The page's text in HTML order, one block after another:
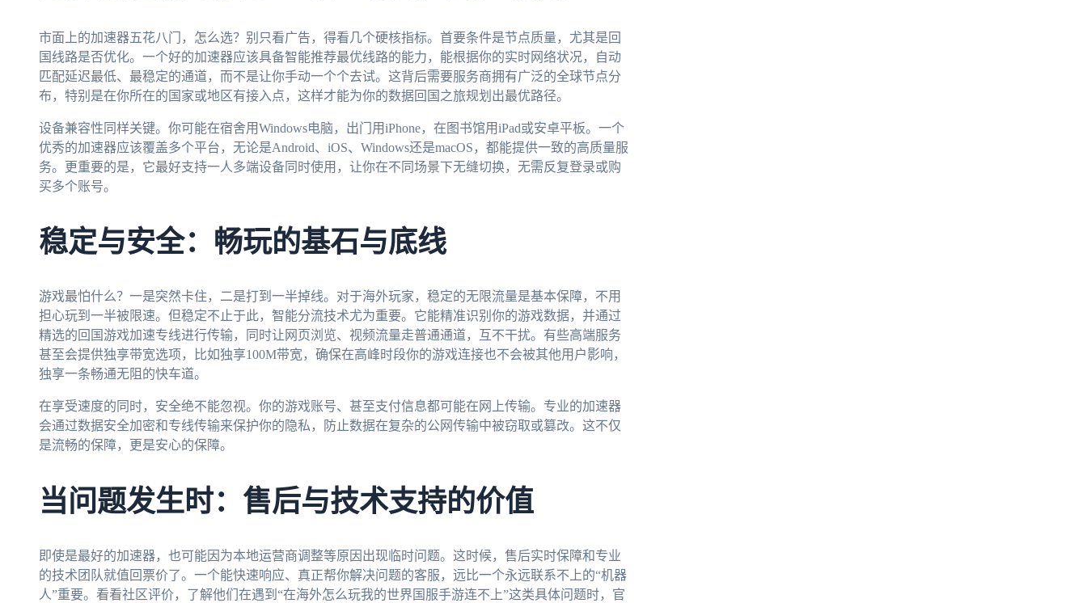
市面上的加速器五花八门，怎么选？别只看广告，得看几个硬核指标。首要条件是节点质量，尤其是回
国线路是否优化。一个好的加速器应该具备智能推荐最优线路的能力，能根据你的实时网络状况，自动
匹配延迟最低、最稳定的通道，而不是让你手动一个个去试。这背后需要服务商拥有广泛的全球节点分
布，特别是在你所在的国家或地区有接入点，这样才能为你的数据回国之旅规划出最优路径。
设备兼容性同样关键。你可能在宿舍用Windows电脑，出门用iPhone，在图书馆用iPad或安卓平板。一个
优秀的加速器应该覆盖多个平台，无论是Android、iOS、Windows还是macOS，都能提供一致的高质量服
务。更重要的是，它最好支持一人多端设备同时使用，让你在不同场景下无缝切换，无需反复登录或购
买多个账号。
稳定与安全：畅玩的基石与底线
游戏最怕什么？一是突然卡住，二是打到一半掉线。对于海外玩家，稳定的无限流量是基本保障，不用
担心玩到一半被限速。但稳定不止于此，智能分流技术尤为重要。它能精准识别你的游戏数据，并通过
精选的回国游戏加速专线进行传输，同时让网页浏览、视频流量走普通通道，互不干扰。有些高端服务
甚至会提供独享带宽选项，比如独享100M带宽，确保在高峰时段你的游戏连接也不会被其他用户影响，
独享一条畅通无阻的快车道。
在享受速度的同时，安全绝不能忽视。你的游戏账号、甚至支付信息都可能在网上传输。专业的加速器
会通过数据安全加密和专线传输来保护你的隐私，防止数据在复杂的公网传输中被窃取或篡改。这不仅
是流畅的保障，更是安心的保障。
当问题发生时：售后与技术支持的价值
即使是最好的加速器，也可能因为本地运营商调整等原因出现临时问题。这时候，售后实时保障和专业
的技术团队就值回票价了。一个能快速响应、真正帮你解决问题的客服，远比一个永远联系不上的“机器
人”重要。看看社区评价，了解他们在遇到“在海外怎么玩我的世界国服手游连不上”这类具体问题时，官